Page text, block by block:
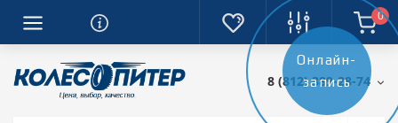
0
8 (812) 389-28-74
Онлайн-
запись